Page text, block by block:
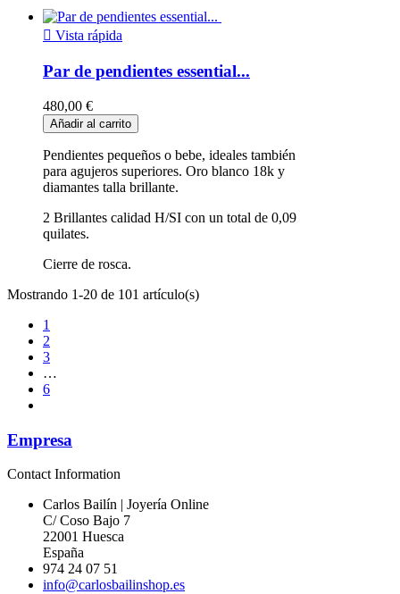
 Vista rápida
Par de pendientes essential...
480,00 €
Añadir al carrito
Pendientes pequeños o bebe, ideales también
para agujeros superiores. Oro blanco 18k y
diamantes talla brillante.
2 Brillantes calidad H/SI con un total de 0,09
quilates.
Cierre de rosca.
Mostrando 1-20 de 101 artículo(s)
1
2
3
…
6
Empresa
Contact Information
Carlos Bailín | Joyería Online
C/ Coso Bajo 7
22001 Huesca
España
974 24 07 51
info@carlosbailinshop.es